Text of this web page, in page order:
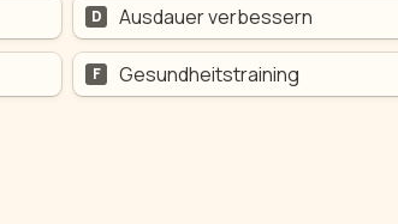
D Ausdauer verbessern
F Gesundheitstraining